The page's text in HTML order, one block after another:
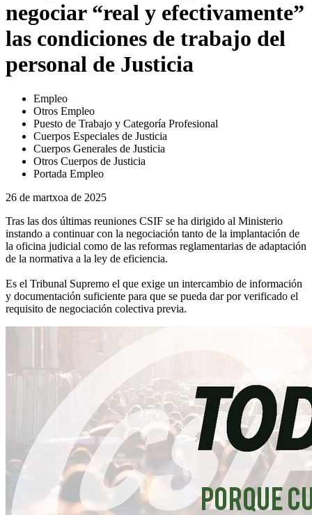
negociar “real y efectivamente”
las condiciones de trabajo del
personal de Justicia
Empleo
Otros Empleo
Puesto de Trabajo y Categoría Profesional
Cuerpos Especiales de Justicia
Cuerpos Generales de Justicia
Otros Cuerpos de Justicia
Portada Empleo
26 de martxoa de 2025
Tras las dos últimas reuniones CSIF se ha dirigido al Ministerio
instando a continuar con la negociación tanto de la implantación de
la oficina judicial como de las reformas reglamentarias de adaptación
de la normativa a la ley de eficiencia.
Es el Tribunal Supremo el que exige un intercambio de información
y documentación suficiente para que se pueda dar por verificado el
requisito de negociación colectiva previa.